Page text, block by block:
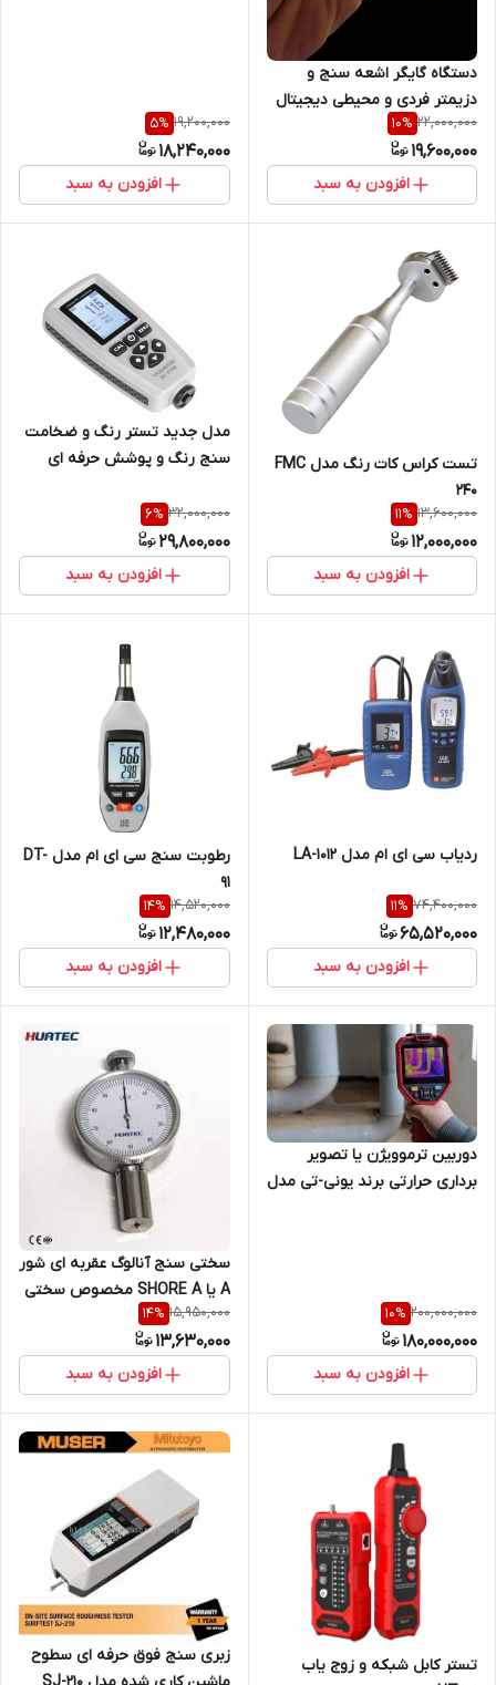
دستگاه گایگر اشعه سنج و
دزیمتر فردی و محیطی دیجیتال
و هشداردهنده پرتوهای ایکس
پرتوهای ایکس و گاما)
22,000,000
10%
19,600,000
افزودن به سبد
19,200,000
5%
18,240,000
افزودن به سبد
تست کراس کات رنگ مدل FMC
240
13,600,000
11%
12,000,000
افزودن به سبد
مدل جدید تستر رنگ و ضخامت
سنج رنگ و پوشش حرفه ای
یووکسا ( نمایندگی اصلی جوش
آزما تجهیز)
32,000,000
6%
29,800,000
افزودن به سبد
ردیاب سی ای ام مدل LA-1012
74,400,000
11%
65,520,000
افزودن به سبد
رطوبت سنج سی ای ام مدل DT-
91
14,520,000
14%
12,480,000
افزودن به سبد
دوربین ترموویژن یا تصویر
برداری حرارتی برند یونی-تی مدل
200,000,000
10%
180,000,000
افزودن به سبد
سختی سنج آنالوگ عقربه ای شور
A یا SHORE A مخصوص سختی
سنج لاستیک و پلاستیک
15,950,000
14%
13,630,000
افزودن به سبد
تستر کابل شبکه و زوج یاب
زبری سنج فوق حرفه ای سطوح